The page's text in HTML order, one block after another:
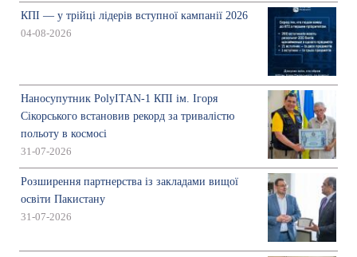
КПІ — у трійці лідерів вступної кампанії 2026
04-08-2026
Наносупутник PolyITAN-1 КПІ ім. Ігоря
Сікорського встановив рекорд за тривалістю
польоту в космосі
31-07-2026
Розширення партнерства із закладами вищої
освіти Пакистану
31-07-2026